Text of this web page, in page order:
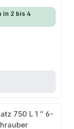
in 2 bis 4